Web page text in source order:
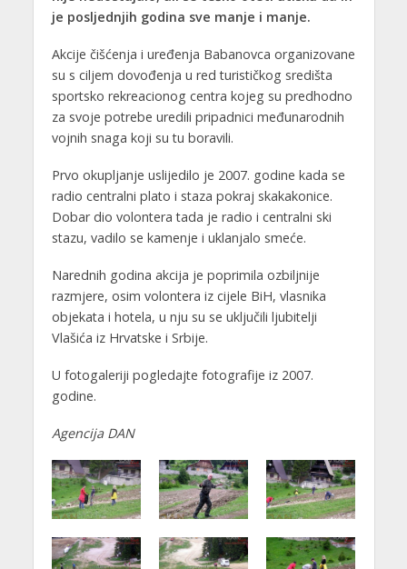
je posljednjih godina sve manje i manje.
Akcije čišćenja i uređenja Babanovca organizovane
su s ciljem dovođenja u red turističkog središta
sportsko rekreacionog centra kojeg su predhodno
za svoje potrebe uredili pripadnici međunarodnih
vojnih snaga koji su tu boravili.
Prvo okupljanje uslijedilo je 2007. godine kada se
radio centralni plato i staza pokraj skakakonice.
Dobar dio volontera tada je radio i centralni ski
stazu, vadilo se kamenje i uklanjalo smeće.
Narednih godina akcija je poprimila ozbiljnije
razmjere, osim volontera iz cijele BiH, vlasnika
objekata i hotela, u nju su se uključili ljubitelji
Vlašića iz Hrvatske i Srbije.
U fotogaleriji pogledajte fotografije iz 2007.
godine.
Agencija DAN